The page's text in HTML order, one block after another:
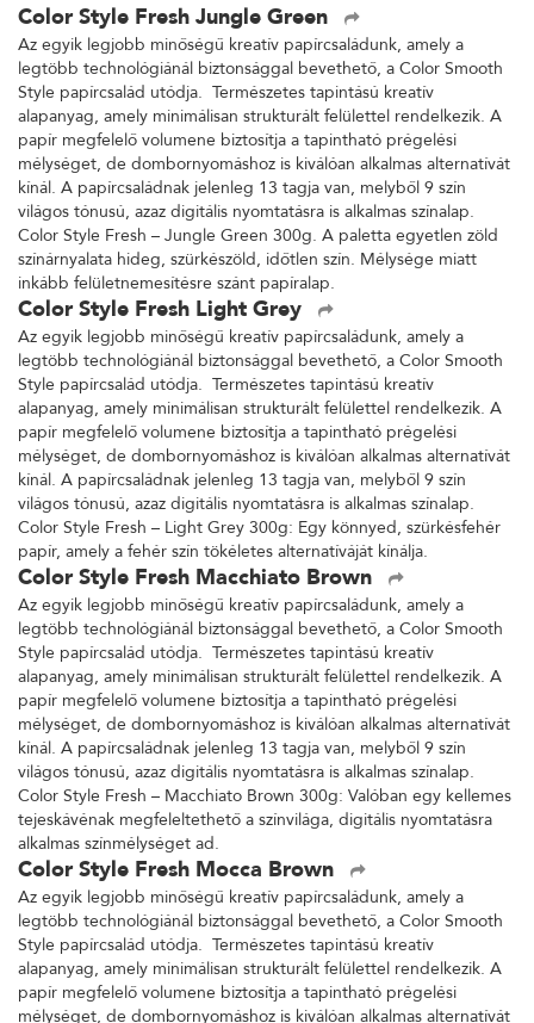
Color Style Fresh Jungle Green
Az egyik legjobb minőségű kreatív papírcsaládunk, amely a
legtöbb technológiánál biztonsággal bevethető, a Color Smooth
Style papírcsalád utódja. Természetes tapintású kreatív
alapanyag, amely minimálisan strukturált felülettel rendelkezik. A
papír megfelelő volumene biztosítja a tapintható prégelési
mélységet, de dombornyomáshoz is kiválóan alkalmas alternatívát
kínál. A papírcsaládnak jelenleg 13 tagja van, melyből 9 szín
világos tónusú, azaz digitális nyomtatásra is alkalmas színalap.
Color Style Fresh – Jungle Green 300g. A paletta egyetlen zöld
színárnyalata hideg, szürkészöld, időtlen szín. Mélysége miatt
inkább felületnemesítésre szánt papíralap.
Color Style Fresh Light Grey
Az egyik legjobb minőségű kreatív papírcsaládunk, amely a
legtöbb technológiánál biztonsággal bevethető, a Color Smooth
Style papírcsalád utódja. Természetes tapintású kreatív
alapanyag, amely minimálisan strukturált felülettel rendelkezik. A
papír megfelelő volumene biztosítja a tapintható prégelési
mélységet, de dombornyomáshoz is kiválóan alkalmas alternatívát
kínál. A papírcsaládnak jelenleg 13 tagja van, melyből 9 szín
világos tónusú, azaz digitális nyomtatásra is alkalmas színalap.
Color Style Fresh – Light Grey 300g: Egy könnyed, szürkésfehér
papír, amely a fehér szín tökéletes alternatíváját kínálja.
Color Style Fresh Macchiato Brown
Az egyik legjobb minőségű kreatív papírcsaládunk, amely a
legtöbb technológiánál biztonsággal bevethető, a Color Smooth
Style papírcsalád utódja. Természetes tapintású kreatív
alapanyag, amely minimálisan strukturált felülettel rendelkezik. A
papír megfelelő volumene biztosítja a tapintható prégelési
mélységet, de dombornyomáshoz is kiválóan alkalmas alternatívát
kínál. A papírcsaládnak jelenleg 13 tagja van, melyből 9 szín
világos tónusú, azaz digitális nyomtatásra is alkalmas színalap.
Color Style Fresh – Macchiato Brown 300g: Valóban egy kellemes
tejeskávénak megfeleltethető a színvilága, digitális nyomtatásra
alkalmas színmélységet ad.
Color Style Fresh Mocca Brown
Az egyik legjobb minőségű kreatív papírcsaládunk, amely a
legtöbb technológiánál biztonsággal bevethető, a Color Smooth
Style papírcsalád utódja. Természetes tapintású kreatív
alapanyag, amely minimálisan strukturált felülettel rendelkezik. A
papír megfelelő volumene biztosítja a tapintható prégelési
mélységet, de dombornyomáshoz is kiválóan alkalmas alternatívát